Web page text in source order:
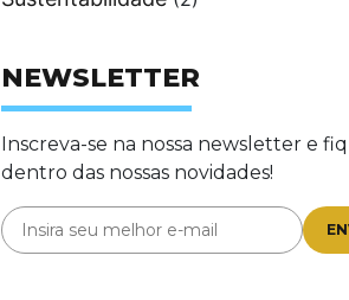
NEWSLETTER
Inscreva-se na nossa newsletter e
dentro das nossas novidades!